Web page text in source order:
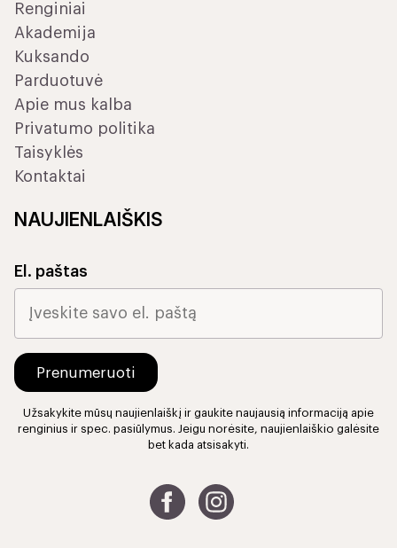
Renginiai
Akademija
Kuksando
Parduotuvė
Apie mus kalba
Privatumo politika
Taisyklės
Kontaktai
NAUJIENLAIŠKIS
El. paštas
Užsakykite mūsų naujienlaiškį ir gaukite naujausią informaciją apie
renginius ir spec. pasiūlymus. Jeigu norėsite, naujienlaiškio galėsite
bet kada atsisakyti.